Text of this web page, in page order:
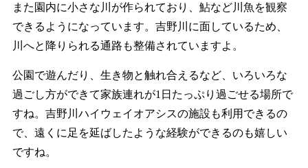
また園内に小さな川が作られており、鮎など川魚を観察
できるようになっています。吉野川に面しているため、
川へと降りられる通路も整備されていますよ。
公園で遊んだり、生き物と触れ合えるなど、いろいろな
過ごし方ができて家族連れが1日たっぷり過ごせる場所で
すね。吉野川ハイウェイオアシスの施設も利用できるの
で、遠くに足を延ばしたような経験ができるのも嬉しい
ですね。